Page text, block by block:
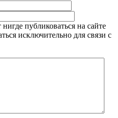
публиковаться на сайте
исключительно для связи с